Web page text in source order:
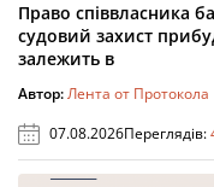
Право співвласника
судовий захист
залежить в
Автор:Лента от Протокола
07.08.2026Переглядів: